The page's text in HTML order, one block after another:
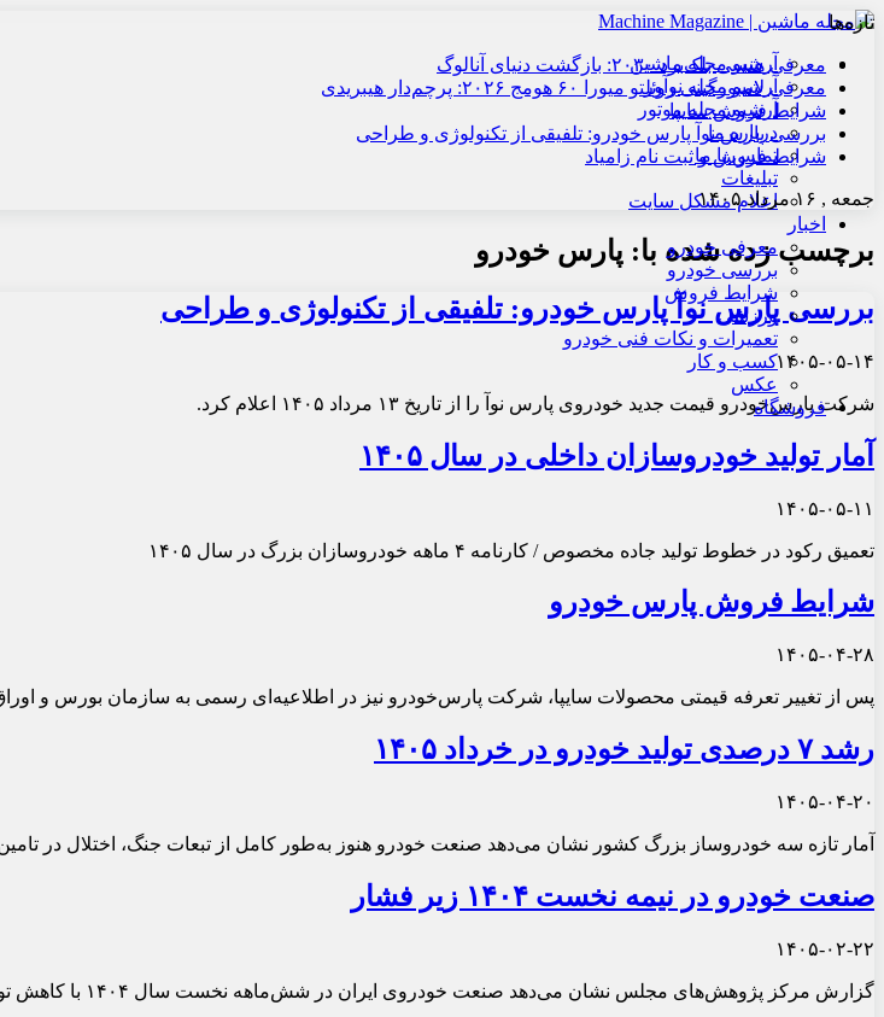
آرشیو مجله ماشین
آرشیو مجله نوآور
آرشیو مجله موتور
درباره ما
تماس با ما
تبلیغات
اعلام مشکل سایت
اخبار
معرفی خودرو
بررسی خودرو
شرایط فروش
ورزشی
تعمیرات و نکات فنی خودرو
کسب و کار
عکس
فروشگاه
تازه‌ها
معرفی هنسی بلک‌برد ۲۰۳۰: بازگشت دنیای آنالوگ
معرفی لامبورگینی روئلتو میورا ۶۰ هومج ۲۰۲۶: پرچم‌دار هیبریدی
شرایط فروش سایپا
بررسی پارس نوآ پارس خودرو: تلفیقی از تکنولوژی و طراحی
شرایط فروش و ثبت نام زامیاد
جمعه , ۱۶ مرداد ۱۴۰۵
برچسب زده شده با: پارس خودرو
بررسی پارس نوآ پارس خودرو: تلفیقی از تکنولوژی و طراحی
۱۴۰۵-۰۵-۱۴
شرکت پارس‌خودرو قیمت جدید خودروی پارس نوآ را از تاریخ ۱۳ مرداد ۱۴۰۵ اعلام کرد.
آمار تولید خودروسازان داخلی در سال ۱۴۰۵
۱۴۰۵-۰۵-۱۱
تعمیق رکود در خطوط تولید جاده مخصوص / کارنامه ۴ ماهه خودروسازان بزرگ در سال ۱۴۰۵
شرایط فروش پارس خودرو
۱۴۰۵-۰۴-۲۸
پس از تغییر تعرفه قیمتی محصولات سایپا، شرکت پارس‌خودرو نیز در اطلاعیه‌ای رسمی به سازمان بورس و اوراق بهادار، فهرست جدید
رشد ۷ درصدی تولید خودرو در خرداد ۱۴۰۵
۱۴۰۵-۰۴-۲۰
آمار تازه سه خودروساز بزرگ کشور نشان می‌دهد صنعت خودرو هنوز به‌طور کامل از تبعات جنگ، اختلال در
صنعت خودرو در نیمه نخست ۱۴۰۴ زیر فشار
۱۴۰۵-۰۲-۲۲
گزارش مرکز پژوهش‌های مجلس نشان می‌دهد صنعت خودروی ایران در شش‌ماهه نخست سال ۱۴۰۴ با کاهش تولید، اختلال در تأمین قطعات و افزایش قیمت روبه‌رو بوده است.